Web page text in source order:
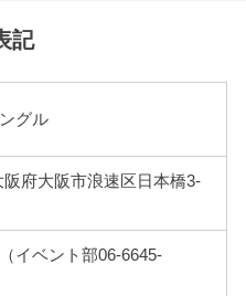
記
グル
阪府大阪市浪速区日本橋3-
イベント部06-6645-